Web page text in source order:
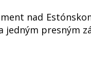
nad
jedným presným